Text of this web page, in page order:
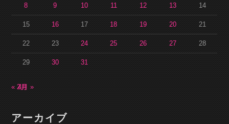
8 9 10 11 12 13 14
15 16 17 18 19 20 21
22 23 24 25 26 27 28
29 30 31
« 2月4月 »
アーカイブ